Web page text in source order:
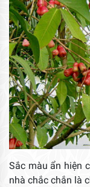
Sắc màu ẩn hiện
nhà chắc chắn là